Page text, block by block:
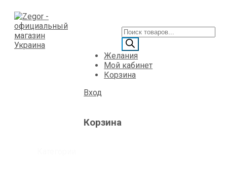
Желания
Мой кабинет
Корзина
Вход
Корзина